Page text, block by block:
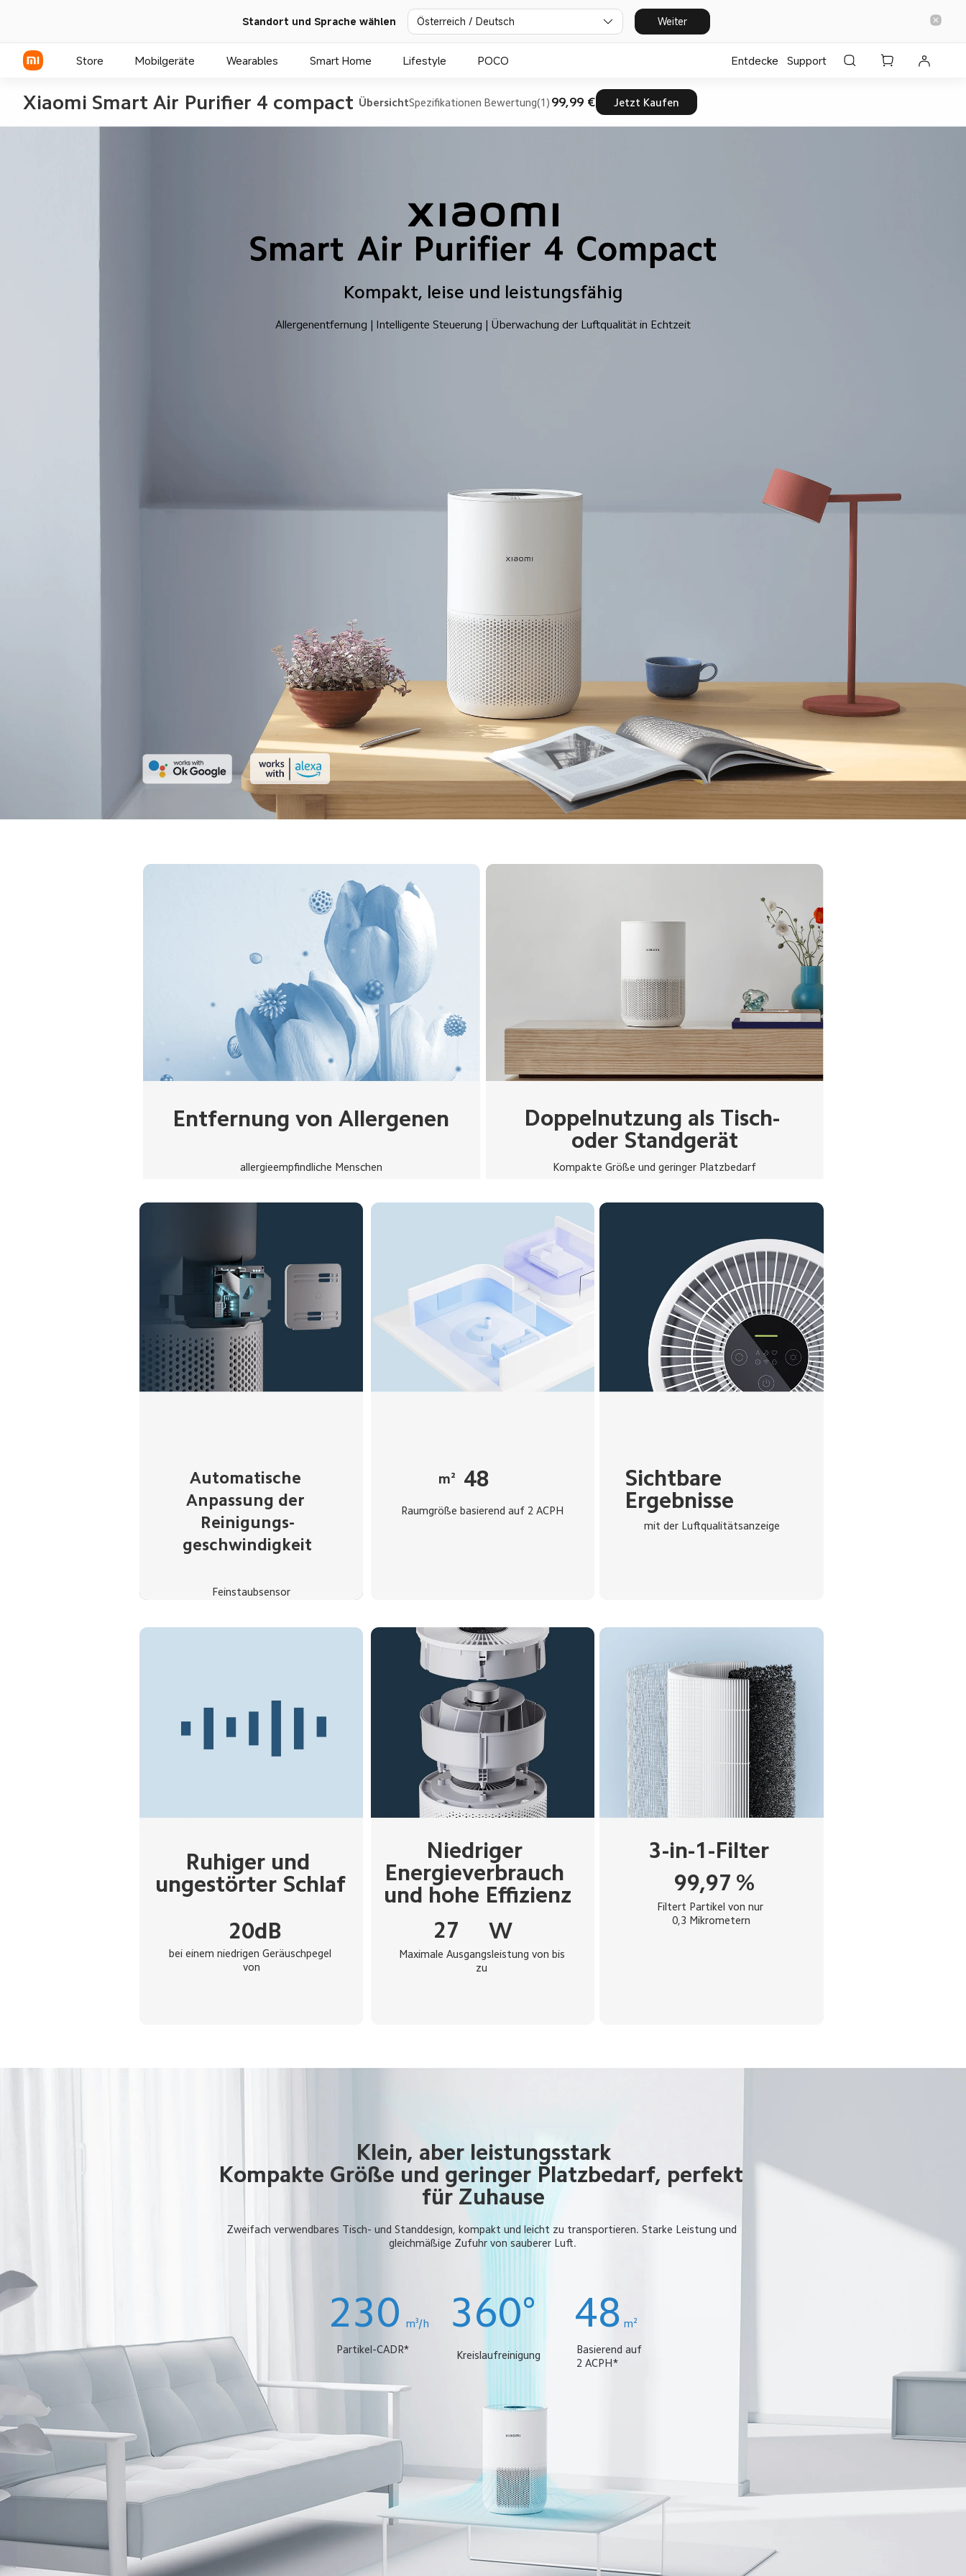
Standort und Sprache wählen Österreich / Deutsch Weiter
Store Mobilgeräte Wearables Smart Home Lifestyle POCO Entdecke Support
Xiaomi Smart Air Purifier 4 compact ÜbersichtSpezifikationen Bewertung(1) 99,99 € Jetzt Kaufen
Kompakt, leise und leistungsfähig
Allergenentfernung | Intelligente Steuerung | Überwachung der Luftqualität in Echtzeit
Entfernung von Allergenen
Doppelnutzung als Tisch-
oder Standgerät
allergieempfindliche Menschen Kompakte Größe und geringer Platzbedarf
Automatische
Anpassung der
Reinigungs-
geschwindigkeit
48
m²
Raumgröße basierend auf 2 ACPH
Sichtbare
Ergebnisse
mit der Luftqualitätsanzeige
Feinstaubsensor
Ruhiger und
ungestörter Schlaf
20dB
Niedriger
Energieverbrauch
und hohe Effizienz
27
W
3-in-1-Filter
99,97 %
Filtert Partikel von nur
0,3 Mikrometern
bei einem niedrigen Geräuschpegel
von
Maximale Ausgangsleistung von bis
zu
Klein, aber leistungsstark
Kompakte Größe und geringer Platzbedarf, perfekt
für Zuhause
Zweifach verwendbares Tisch- und Standdesign, kompakt und leicht zu transportieren. Starke Leistung und
gleichmäßige Zufuhr von sauberer Luft.
230 m³/h 360° 48 m²
Partikel-CADR*
Kreislaufreinigung
Basierend auf
2 ACPH*